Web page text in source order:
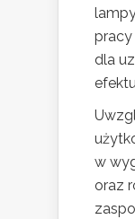
dla
w
oraz